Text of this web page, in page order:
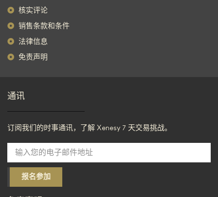
核实评论
销售条款和条件
法律信息
免责声明
通讯
订阅我们的时事通讯，了解 Xenesy 7 天交易挑战。
报名参加